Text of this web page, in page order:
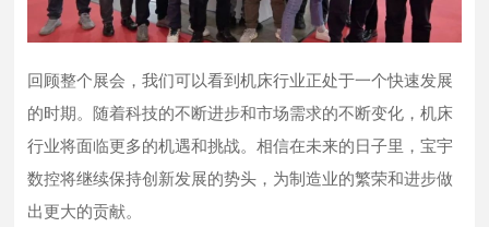
回顾整个展会，我们可以看到机床行业正处于一个快速发展
的时期。随着科技的不断进步和市场需求的不断变化，机床
行业将面临更多的机遇和挑战。相信在未来的日子里，宝宇
数控将继续保持创新发展的势头，为制造业的繁荣和进步做
出更大的贡献。